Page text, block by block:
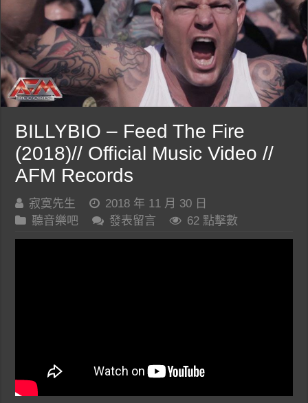
BILLYBIO – Feed The Fire
(2018)// Official Music Video //
AFM Records
寂寞先生
2018 年 11 月 30 日
聽音樂吧
發表留言 62 點擊數